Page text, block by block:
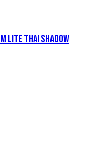
LITE THAI SHADOW